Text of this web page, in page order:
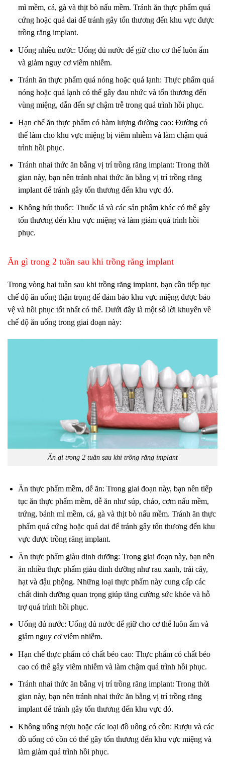
mì mềm, cá, gà và thịt bò nấu mềm. Tránh ăn thực phẩm quá
cứng hoặc quá dai để tránh gây tổn thương đến khu vực được
trồng răng implant.
Uống nhiều nước: Uống đủ nước để giữ cho cơ thể luôn ẩm
và giảm nguy cơ viêm nhiễm.
Tránh ăn thực phẩm quá nóng hoặc quá lạnh: Thực phẩm quá
nóng hoặc quá lạnh có thể gây đau nhức và tổn thương đến
vùng miệng, dẫn đến sự chậm trễ trong quá trình hồi phục.
Hạn chế ăn thực phẩm có hàm lượng đường cao: Đường có
thể làm cho khu vực miệng bị viêm nhiễm và làm chậm quá
trình hồi phục.
Tránh nhai thức ăn bằng vị trí trồng răng implant: Trong thời
gian này, bạn nên tránh nhai thức ăn bằng vị trí trồng răng
implant để tránh gây tổn thương đến khu vực đó.
Không hút thuốc: Thuốc lá và các sản phẩm khác có thể gây
tổn thương đến khu vực miệng và làm giảm quá trình hồi
phục.
Ăn gì trong 2 tuần sau khi trồng răng implant
Trong vòng hai tuần sau khi trồng răng implant, bạn cần tiếp tục
chế độ ăn uống thận trọng để đảm bảo khu vực miệng được bảo
vệ và hồi phục tốt nhất có thể. Dưới đây là một số lời khuyên về
chế độ ăn uống trong giai đoạn này:
Ăn gì trong 2 tuần sau khi trồng răng implant
Ăn thực phẩm mềm, dễ ăn: Trong giai đoạn này, bạn nên tiếp
tục ăn thực phẩm mềm, dễ ăn như súp, cháo, cơm nấu mềm,
trứng, bánh mì mềm, cá, gà và thịt bò nấu mềm. Tránh ăn thực
phẩm quá cứng hoặc quá dai để tránh gây tổn thương đến khu
vực được trồng răng implant.
Ăn thực phẩm giàu dinh dưỡng: Trong giai đoạn này, bạn nên
ăn nhiều thực phẩm giàu dinh dưỡng như rau xanh, trái cây,
hạt và đậu phộng. Những loại thực phẩm này cung cấp các
chất dinh dưỡng quan trọng giúp tăng cường sức khỏe và hỗ
trợ quá trình hồi phục.
Uống đủ nước: Uống đủ nước để giữ cho cơ thể luôn ẩm và
giảm nguy cơ viêm nhiễm.
Hạn chế thực phẩm có chất béo cao: Thực phẩm có chất béo
cao có thể gây viêm nhiễm và làm chậm quá trình hồi phục.
Tránh nhai thức ăn bằng vị trí trồng răng implant: Trong thời
gian này, bạn nên tránh nhai thức ăn bằng vị trí trồng răng
implant để tránh gây tổn thương đến khu vực đó.
Không uống rượu hoặc các loại đồ uống có cồn: Rượu và các
đồ uống có cồn có thể gây tổn thương đến khu vực miệng và
làm giảm quá trình hồi phục.